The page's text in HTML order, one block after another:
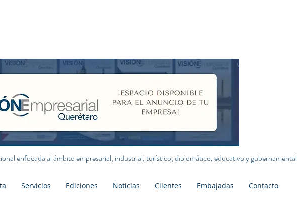
enfocada al ámbito empresarial, industrial, turístico, diplomático, educativo y gubernamental
Servicios Ediciones Noticias Clientes Embajadas Contacto